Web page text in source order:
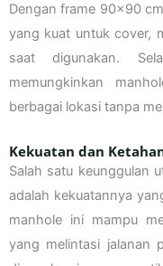
Dengan frame 90×90
yang kuat untuk cover,
saat digunakan.
memungkinkan
berbagai lokasi tanpa
Kekuatan dan
Salah satu keunggulan
adalah kekuatannya
manhole ini mampu
yang melintasi jalanan